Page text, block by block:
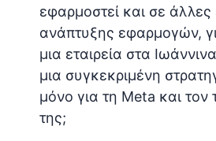
εφαρμοστεί και σε άλλες
ανάπτυξης εφαρμογών,
μια εταιρεία στα
μια συγκεκριμένη
μόνο για τη Meta και τον
της;